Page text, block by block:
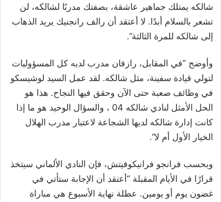
شالكه يمتلك جماهير عاشقة، بصفتك مدربًا لشالكه، لن
تشعر بالسلام أبدًا. لا أعتقد أن رالف رانجنيك يريد الذهاب
إلى شالكه للمرة الثالثة”.
وأوضح “في المقابل، رازفان مدرب لديه كل المسؤوليات
لتولي قيادة سفينة، مثل شالكه. لقد عمل السيد لوشيسكو
في وظائف صعبة حتى الآن وحقق فيها النجاح. هذا هو
الحل الأمثل لنادي شالكه 04 ، والسؤال الوحيد هو ما إذا
كانت إدارة شالكه لديها الشجاعة لاعتبار مدرب الهلال
الخيار الأول أم لا”.
وبحسب فرانجو فرانيكوفيتش، فإن النادي الألماني سيتخذ
قرارًا في الأيام المقبلة “أعتقد أن الإجابة ستأتي في
غضون يوم أو يومين. عطلة نهاية الأسبوع هي مباراة